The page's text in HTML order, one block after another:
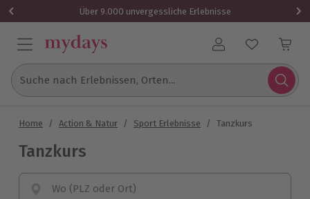
Über 9.000 unvergessliche Erlebnisse
Benutzerkonto
Suche nach Erlebnissen, Orten...
Home / Action & Natur / Sport Erlebnisse / Tanzkurs
Tanzkurs
Wo (PLZ oder Ort)